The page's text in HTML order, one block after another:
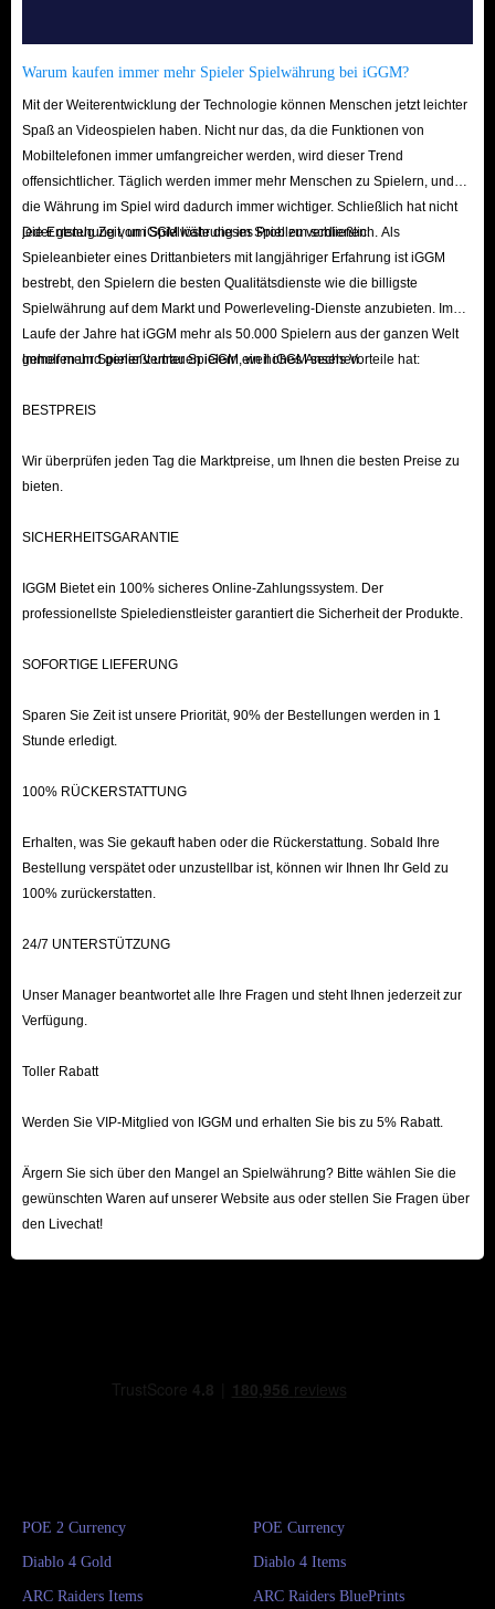
Warum kaufen immer mehr Spieler Spielwährung bei iGGM?
Mit der Weiterentwicklung der Technologie können Menschen jetzt leichter
Spaß an Videospielen haben. Nicht nur das, da die Funktionen von
Mobiltelefonen immer umfangreicher werden, wird dieser Trend
offensichtlicher. Täglich werden immer mehr Menschen zu Spielern, und
die Währung im Spiel wird dadurch immer wichtiger. Schließlich hat nicht
jeder genug Zeit, um Spielwährung im Spiel zu verdienen.
Die Entstehung von iGGM löste dieses Problem schließlich. Als
Spieleanbieter eines Drittanbieters mit langjähriger Erfahrung ist iGGM
bestrebt, den Spielern die besten Qualitätsdienste wie die billigste
Spielwährung auf dem Markt und Powerleveling-Dienste anzubieten. Im
Laufe der Jahre hat iGGM mehr als 50.000 Spielern aus der ganzen Welt
geholfen und genießt unter Spielern ein hohes Ansehen.
Immer mehr Spieler vertrauen iGGM, weil iGGM sechs Vorteile hat:
BESTPREIS
Wir überprüfen jeden Tag die Marktpreise, um Ihnen die besten Preise zu
bieten.
SICHERHEITSGARANTIE
IGGM Bietet ein 100% sicheres Online-Zahlungssystem. Der
professionellste Spieledienstleister garantiert die Sicherheit der Produkte.
SOFORTIGE LIEFERUNG
Sparen Sie Zeit ist unsere Priorität, 90% der Bestellungen werden in 1
Stunde erledigt.
100% RÜCKERSTATTUNG
Erhalten, was Sie gekauft haben oder die Rückerstattung. Sobald Ihre
Bestellung verspätet oder unzustellbar ist, können wir Ihnen Ihr Geld zu
100% zurückerstatten.
24/7 UNTERSTÜTZUNG
Unser Manager beantwortet alle Ihre Fragen und steht Ihnen jederzeit zur
Verfügung.
Toller Rabatt
Werden Sie VIP-Mitglied von IGGM und erhalten Sie bis zu 5% Rabatt.
Ärgern Sie sich über den Mangel an Spielwährung? Bitte wählen Sie die
gewünschten Waren auf unserer Website aus oder stellen Sie Fragen über
den Livechat!
POE 2 Currency POE Currency
Diablo 4 Gold Diablo 4 Items
ARC Raiders Items ARC Raiders BluePrints